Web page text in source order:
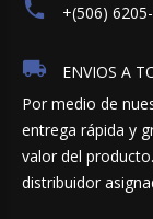
+(506)
ENVIOS A
Por medio de
entrega rápida y
valor del
distribuidor